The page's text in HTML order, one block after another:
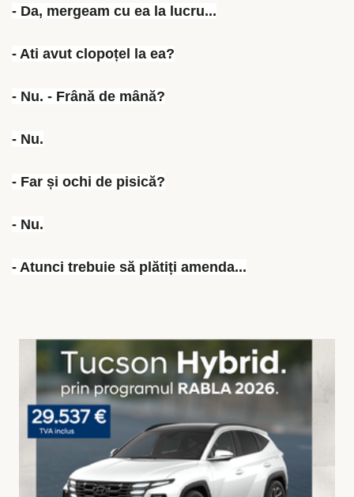
- Da, mergeam cu ea la lucru...
- Ati avut clopoțel la ea?
- Nu. - Frână de mână?
- Nu.
- Far și ochi de pisică?
- Nu.
- Atunci trebuie să plătiți amenda...